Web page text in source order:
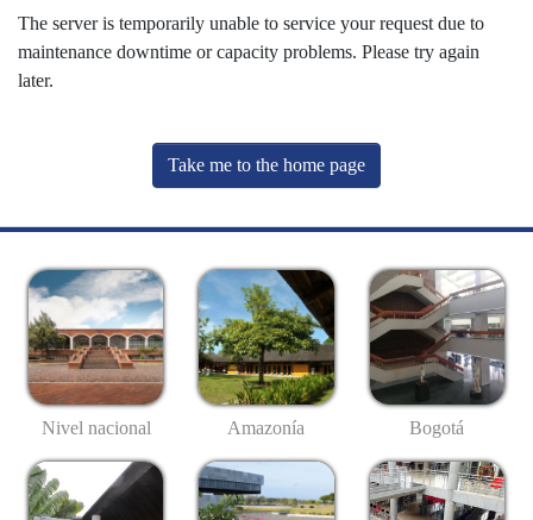
The server is temporarily unable to service your request due to
maintenance downtime or capacity problems. Please try again
later.
Take me to the home page
Nivel nacional Amazonía Bogotá